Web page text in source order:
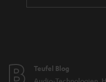
Teufel Blog